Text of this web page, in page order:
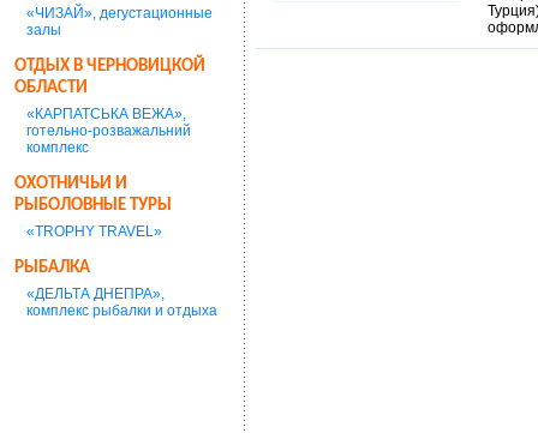
«ЧИЗАЙ», дегустационные
залы
ОТДЫХ В ЧЕРНОВИЦКОЙ
ОБЛАСТИ
«КАРПАТСЬКА ВЕЖА»,
готельно-розважальний
комплекс
ОХОТНИЧЬИ И
РЫБОЛОВНЫЕ ТУРЫ
«TROPHY TRAVEL»
РЫБАЛКА
«ДЕЛЬТА ДНЕПРА»,
комплекс рыбалки и отдыха